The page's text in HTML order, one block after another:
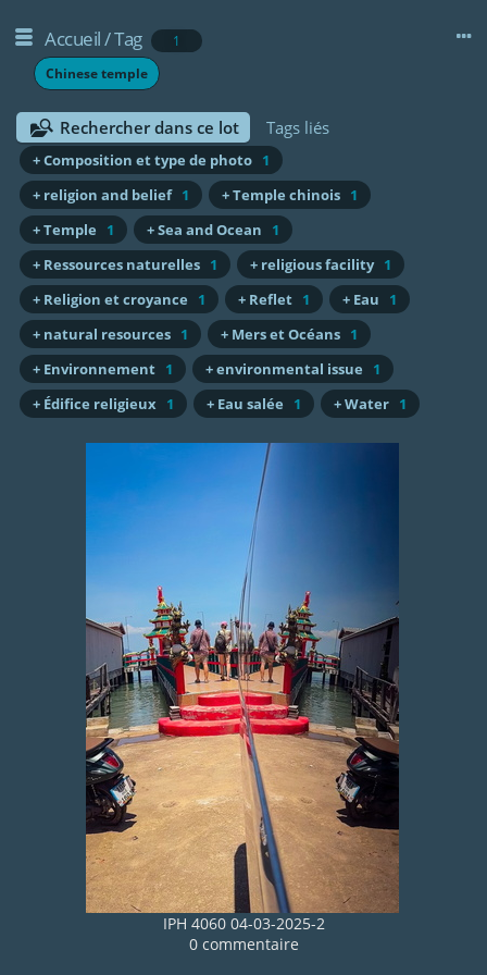
Accueil/Tag
1
Chinese temple
Rechercher dans ce lot Tags liés
+ Composition et type de photo 1
+ religion and belief 1 + Temple chinois 1
+ Temple
1 + Sea and Ocean
1
+ Ressources naturelles 1 + religious facility 1
+ Religion et croyance
1 + Reflet 1 + Eau
1
+ natural resources 1 + Mers et Océans 1
+ Environnement 1 + environmental issue
1
+ Édifice religieux 1 + Eau salée 1 + Water 1
IPH 4060 04-03-2025-2
0 commentaire